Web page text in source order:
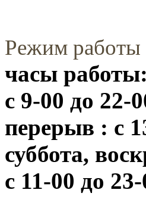
Режим
часы работы:
с 9-00 до 22-
перерыв : с
суббота,
с 11-00 до